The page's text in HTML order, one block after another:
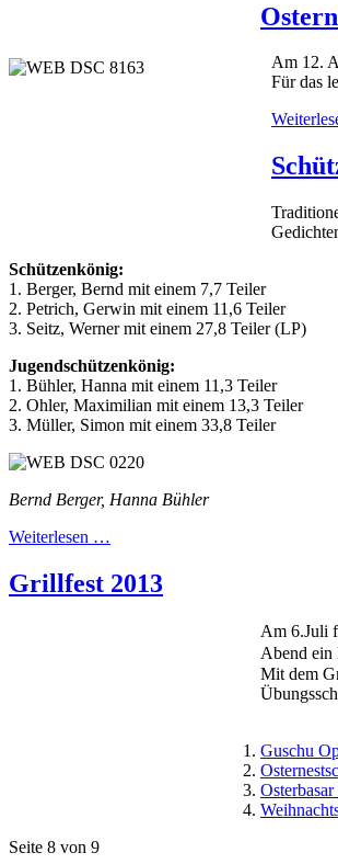
Am 12.
Für das
Schützenkönig:
1. Berger, Bernd mit einem 7,7 Teiler
2. Petrich, Gerwin mit einem 11,6 Teiler
3. Seitz, Werner mit einem 27,8 Teiler (LP)
Jugendschützenkönig:
1. Bühler, Hanna mit einem 11,3 Teiler
2. Ohler, Maximilian mit einem 13,3 Teiler
3. Müller, Simon mit einem 33,8 Teiler
Bernd Berger, Hanna Bühler
Weiterlesen …
Grillfest 2013
Am 6.Juli
Abend ein
Mit dem
Guschu
Seite 8 von 9